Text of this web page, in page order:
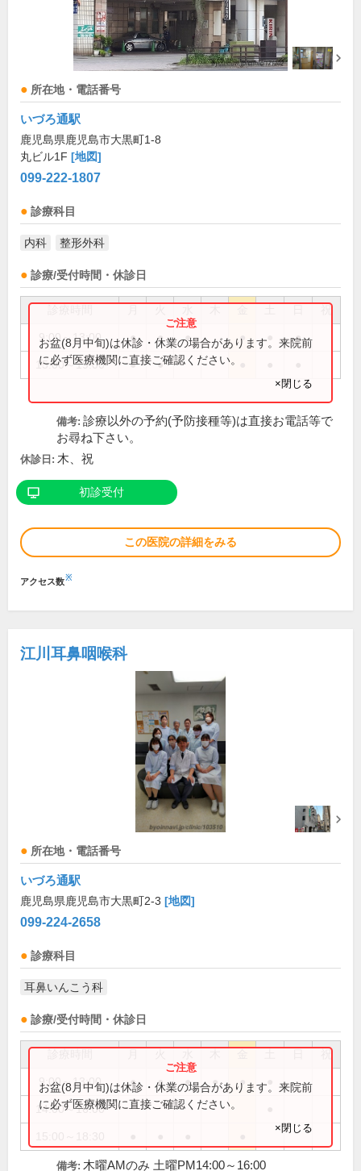
所在地・電話番号
いづろ通駅
鹿児島県鹿児島市大黒町1-8
丸ビル1F [地図]
099-222-1807
診療科目
内科 整形外科
診療/受付時間・休診日
祝
9:00～13:00 ● ● ● ● ●
15:00～19:00 ● ●
お盆(8月中旬)は休診・休業の場合があります。来院前
に必ず医療機関に直接ご確認ください。
×閉じる
備考: 診療以外の予約(予防接種等)は直接お電話等で
お尋ね下さい。
休診日: 木、祝
初診受付
この医院の詳細をみる
アクセス数※
江川耳鼻咽喉科
所在地・電話番号
いづろ通駅
鹿児島県鹿児島市大黒町2-3 [地図]
099-224-2658
診療科目
耳鼻いんこう科
診療/受付時間・休診日
祝
9:00～13:00 ● ● ● ● ●
14:00～16:00
お盆(8月中旬)は休診・休業の場合があります。来院前
に必ず医療機関に直接ご確認ください。
×閉じる
備考: 木曜AMのみ 土曜PM14:00～16:00